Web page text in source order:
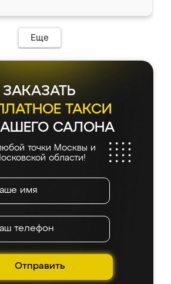
Еще
ЗАКАЗАТЬ
ТАКСИ
САЛОНА
точки Москвы и
области!
Отправить